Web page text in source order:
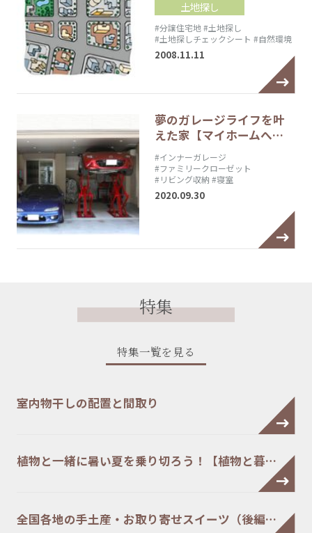
土地探し
#分譲住宅地#土地探し
#土地探しチェックシート #自然環境
2008.11.11
夢のガレージライフを叶
えた家【マイホームへ…
#インナーガレージ
#ファミリークローゼット
#リビング収納 #寝室
2020.09.30
特集
特集一覧を見る
室内物干しの配置と間取り
植物と一緒に暑い夏を乗り切ろう！【植物と暮…
全国各地の手土産・お取り寄せスイーツ（後編…